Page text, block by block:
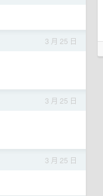
3 月 25 日
3 月 25 日
3 月 25 日